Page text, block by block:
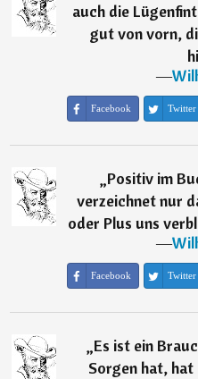
auch die
gut von vorn,
―
Facebook Twitter
„Positiv im
verzeichnet nur
oder Plus uns
―
Facebook Twitter
„Es ist ein
Sorgen hat,